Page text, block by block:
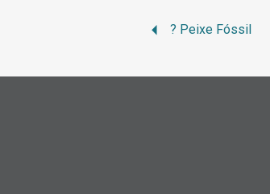
? Peixe Fóssil